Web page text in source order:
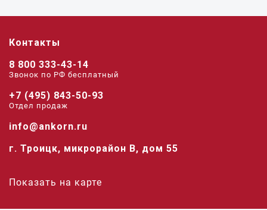
Контакты
8 800 333-43-14
Звонок по РФ беcплатный
+7 (495) 843-50-93
Отдел продаж
info@ankorn.ru
г. Троицк, микрорайон В, дом 55
Показать на карте